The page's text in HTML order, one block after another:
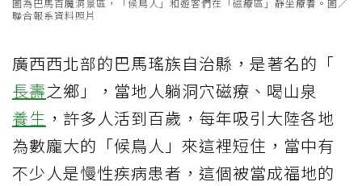
圖為巴馬百魔洞景區，「候鳥人」和遊客們在「磁療區」靜坐療養。圖／
聯合報系資料照片
廣西西北部的巴馬瑤族自治縣，是著名的「
長壽之鄉」，當地人躺洞穴磁療、喝山泉
養生 ，許多人活到百歲，每年吸引大陸各地
為數龐大的「候鳥人」來這裡短住，當中有
不少人是慢性疾病患者，這個被當成福地的